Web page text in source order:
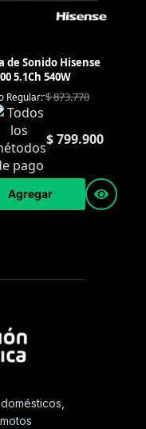
de Sonido Hisense
5.1Ch 540W
Regular:$873.770
$799.900
Agregar